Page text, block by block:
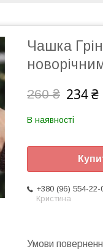
Чашка
260 ₴ 234 ₴
В наявності
+380 (96) 554-22-
Кристина